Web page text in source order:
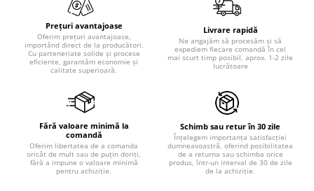
Prețuri avantajoase
Oferim prețuri avantajoase,
importând direct de la producători.
Cu parteneriate solide și procese
eficiente, garantăm economie și
calitate superioară.
Livrare rapidă
Ne angajăm să procesăm și să
expediem fiecare comandă în cel
mai scurt timp posibil, aprox. 1-2 zile
lucrătoare
Fără valoare minimă la
comandă
Oferim libertatea de a comanda
oricât de mult sau de puțin doriți,
fără a impune o valoare minimă
pentru achiziție.
Schimb sau retur în 30 zile
Înțelegem importanța satisfacției
dumneavoastră, oferind posibilitatea
de a returna sau schimba orice
produs, într-un interval de 30 de zile
de la achiziție.